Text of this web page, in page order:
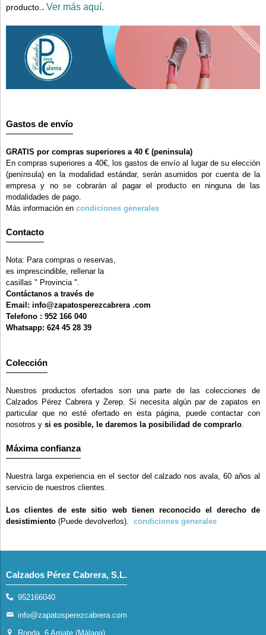
producto. . Ver más aquí.
Gastos de envío
GRATIS por compras superiores a 40 € (peninsula)
En compras superiores a 40€, los gastos de envío al lugar de su elección
(península) en la modalidad estándar, serán asumidos por cuenta de la
empresa y no se cobrarán al pagar el producto en ninguna de las
modalidades de pago.
Más información en condiciones generales
Contacto
Nota: Para compras o reservas,
es imprescindible, rellenar la
casillas " Provincia ".
Contáctanos a través de
Email: info@zapatosperezcabrera .com
Telefono : 952 166 040
Whatsapp: 624 45 28 39
Colección
Nuestros productos ofertados son una parte de las colecciones de
Calzados Pérez Cabrera y Zerep. Si necesita algún par de zapatos en
particular que no esté ofertado en esta página, puede contactar con
nosotros y si es posible, le daremos la posibilidad de comprarlo.
Máxima confianza
Nuestra larga experiencia en el sector del calzado nos avala, 60 años al
servicio de nuestros clientes.
Los clientes de este sitio web tienen reconocido el derecho de
desistimiento (Puede devolverlos). condiciones generales
Calzados Pérez Cabrera, S.L.
952166040
info@zapatosperezcabrera.com
Ronda, 6 Arriate (Málaga)